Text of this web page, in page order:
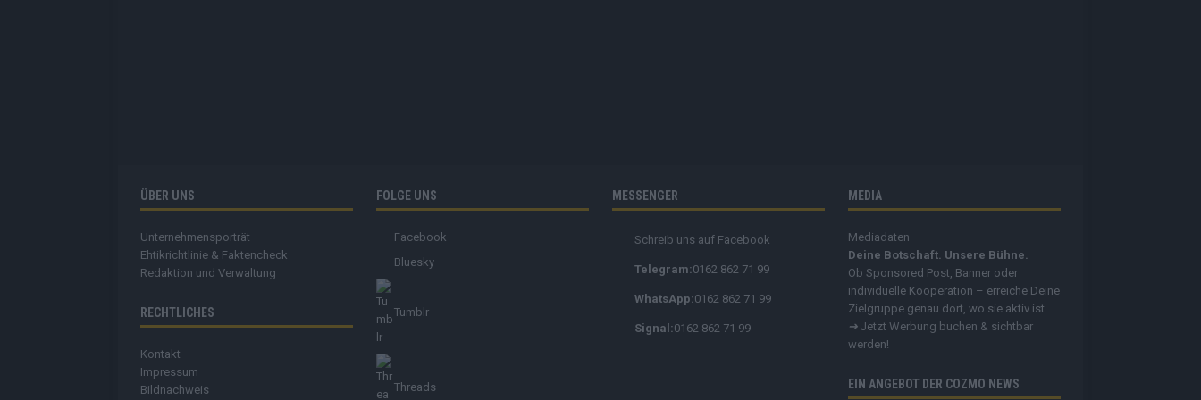
ÜBER UNS
Unternehmensporträt
Ehtikrichtlinie & Faktencheck
Redaktion und Verwaltung
RECHTLICHES
Kontakt
Impressum
Bildnachweis
FOLGE UNS
Facebook
Bluesky
Tumblr
Threads
MESSENGER
Schreib uns auf Facebook
Telegram:0162 862 71 99
WhatsApp:0162 862 71 99
Signal:0162 862 71 99
MEDIA
Mediadaten
Deine Botschaft. Unsere Bühne.
Ob Sponsored Post, Banner oder
individuelle Kooperation – erreiche Deine
Zielgruppe genau dort, wo sie aktiv ist.
➔ Jetzt Werbung buchen & sichtbar
werden!
EIN ANGEBOT DER COZMO NEWS